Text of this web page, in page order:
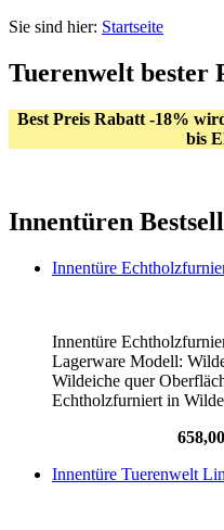
Sie sind hier: Startseite
Tuerenwelt bester
Best Preis Rabatt -18%
bis
Innentüren
Innentüre
Innentüre
Lagerware Modell:
Wildeiche quer
Echtholzfurniert in
Innentüre Tuerenwelt